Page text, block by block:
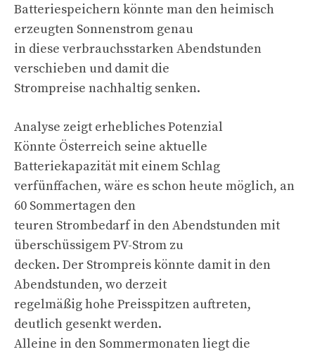
Batteriespeichern könnte man den heimisch
erzeugten Sonnenstrom genau
in diese verbrauchsstarken Abendstunden
verschieben und damit die
Strompreise nachhaltig senken.
Analyse zeigt erhebliches Potenzial
Könnte Österreich seine aktuelle
Batteriekapazität mit einem Schlag
verfünffachen, wäre es schon heute möglich, an
60 Sommertagen den
teuren Strombedarf in den Abendstunden mit
überschüssigem PV-Strom zu
decken. Der Strompreis könnte damit in den
Abendstunden, wo derzeit
regelmäßig hohe Preisspitzen auftreten,
deutlich gesenkt werden.
Alleine in den Sommermonaten liegt die